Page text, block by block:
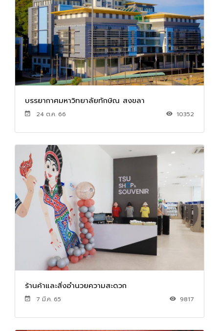
บรรยากาศมหาวิทยาลัยทักษิณ สงขลา
24 ต.ค. 66 10352
ร้านค้าและสิ่งอำนวยความสะดวก
7 มี.ค. 65 9817